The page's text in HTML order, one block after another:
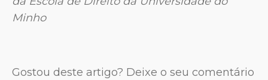
Minho
Gostou deste artigo? Deixe o seu comentário